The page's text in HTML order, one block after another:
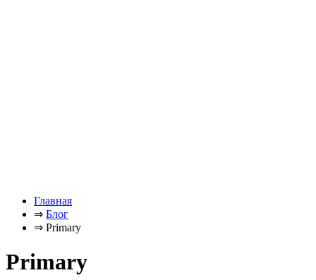
Главная
⇒ Блог
⇒ Primary
Primary